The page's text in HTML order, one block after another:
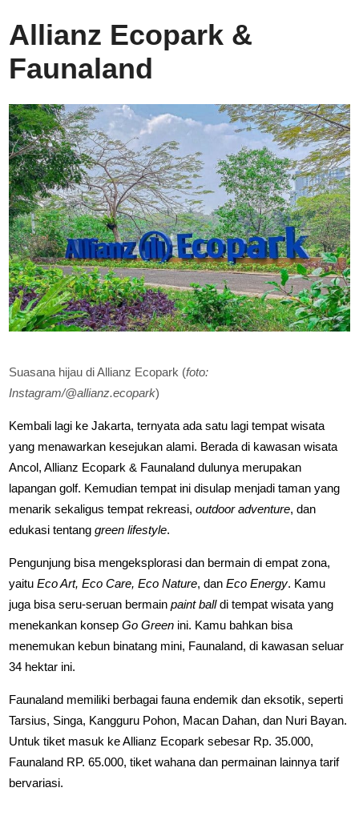
Allianz Ecopark &
Faunaland
Suasana hijau di Allianz Ecopark (foto:
Instagram/@allianz.ecopark)
Kembali lagi ke Jakarta, ternyata ada satu lagi tempat wisata
yang menawarkan kesejukan alami. Berada di kawasan wisata
Ancol, Allianz Ecopark & Faunaland dulunya merupakan
lapangan golf. Kemudian tempat ini disulap menjadi taman yang
menarik sekaligus tempat rekreasi,outdoor adventure, dan
edukasi tentanggreen lifestyle.
Pengunjung bisa mengeksplorasi dan bermain di empat zona,
yaituEco Art, Eco Care, Eco Nature, danEco Energy. Kamu
juga bisa seru-seruan bermainpaint balldi tempat wisata yang
menekankan konsepGo Green ini. Kamu bahkan bisa
menemukan kebun binatang mini, Faunaland, di kawasan seluar
34 hektar ini.
Faunaland memiliki berbagai fauna endemik dan eksotik, seperti
Tarsius, Singa, Kangguru Pohon, Macan Dahan, dan Nuri Bayan.
Untuk tiket masuk ke Allianz Ecopark sebesar Rp. 35.000,
Faunaland RP. 65.000, tiket wahana dan permainan lainnya tarif
bervariasi.